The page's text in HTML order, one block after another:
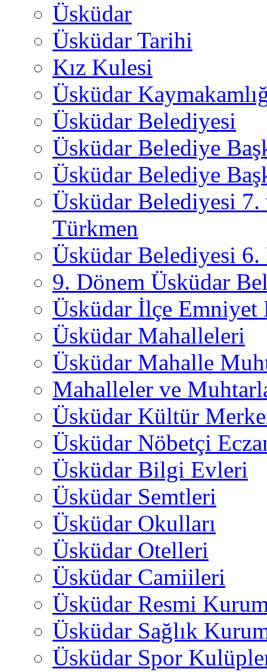
Üsküdar
Üsküdar Tarihi
Kız Kulesi
Üsküdar
Üsküdar Belediyesi
Üsküdar Belediye
Üsküdar Belediye
Üsküdar Belediyesi
Türkmen
Üsküdar Belediyesi 6.
9. Dönem Üsküdar
Üsküdar İlçe
Üsküdar Mahalleleri
Üsküdar Mahalle
Mahalleler ve
Üsküdar Kültür
Üsküdar Nöbetçi
Üsküdar Bilgi Evleri
Üsküdar Semtleri
Üsküdar Okulları
Üsküdar Otelleri
Üsküdar Camiileri
Üsküdar Resmi
Üsküdar Sağlık
Üsküdar Spor